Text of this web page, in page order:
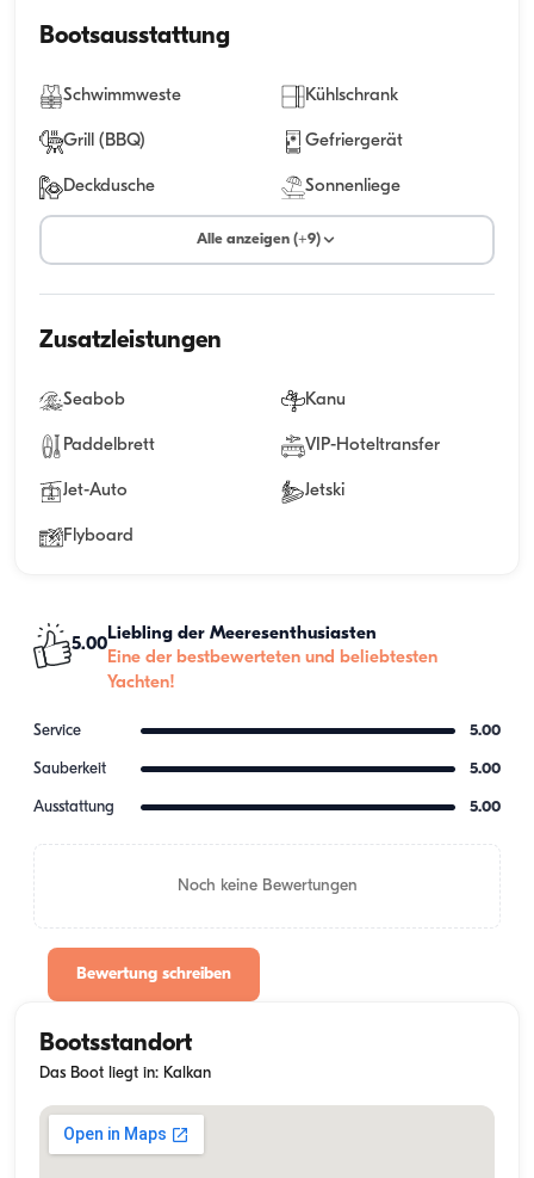
Bootsausstattung
Schwimmweste Kühlschrank
Grill (BBQ) Gefriergerät
Deckdusche Sonnenliege
Alle anzeigen (+9)
Zusatzleistungen
Seabob Kanu
Paddelbrett VIP-Hoteltransfer
Jet-Auto Jetski
Flyboard
5.00
Liebling der Meeresenthusiasten
Eine der bestbewerteten und beliebtesten
Yachten!
Service 5.00
Sauberkeit 5.00
Ausstattung 5.00
Noch keine Bewertungen
Bewertung schreiben
Bootsstandort
Das Boot liegt in: Kalkan